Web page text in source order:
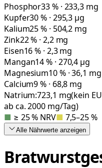
Phosphor33 % · 233,3 mg
Kupfer30 % · 295,3 µg
Kalium25 % · 504,2 mg
Zink22 % · 2,2 mg
Eisen16 % · 2,3 mg
Mangan14 % · 270,4 µg
Magnesium10 % · 36,1 mg
Calcium9 % · 68,8 mg
Natrium:723,1 mg(kein
ab ca. 2000 mg/Tag)
■ ≥ 25 % NRV■ 7,5–25 %
Alle Nährwerte anzeigen